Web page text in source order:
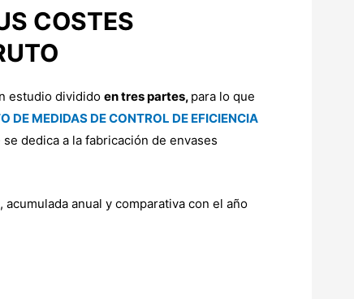
COSTES
estudio dividido en tres partes, para lo que
DE MEDIDAS DE CONTROL DE EFICIENCIA
dedica a la fabricación de envases
anual y comparativa con el año